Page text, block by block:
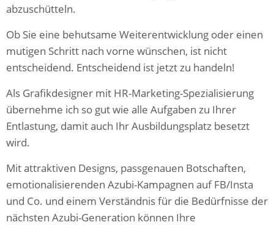
abzuschütteln.
Ob Sie eine behutsame Weiterentwicklung oder einen
mutigen Schritt nach vorne wünschen, ist nicht
entscheidend. Entscheidend ist jetzt zu handeln!
Als Grafikdesigner mit HR-Marketing-Spezialisierung
übernehme ich so gut wie alle Aufgaben zu Ihrer
Entlastung, damit auch Ihr Ausbildungsplatz besetzt
wird.
Mit attraktiven Designs, passgenauen Botschaften,
emotionalisierenden Azubi-Kampagnen auf FB/Insta
und Co. und einem Verständnis für die Bedürfnisse der
nächsten Azubi-Generation können Ihre